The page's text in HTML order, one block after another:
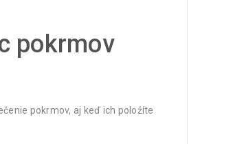
pokrmov
pokrmov, aj keď ich položíte